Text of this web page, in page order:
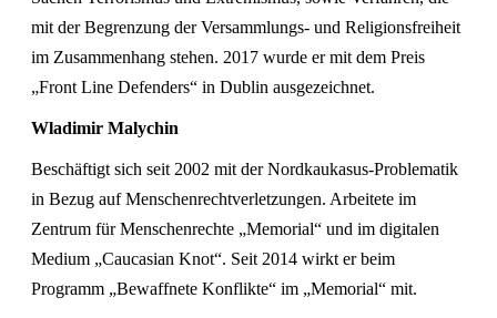
mit der Begrenzung der Versammlungs- und Religionsfreiheit
im Zusammenhang stehen. 2017 wurde er mit dem Preis
„Front Line Defenders“ in Dublin ausgezeichnet.
Wladimir Malychin
Beschäftigt sich seit 2002 mit der Nordkaukasus-Problematik
in Bezug auf Menschenrechtverletzungen. Arbeitete im
Zentrum für Menschenrechte „Memorial“ und im digitalen
Medium „Caucasian Knot“. Seit 2014 wirkt er beim
Programm „Bewaffnete Konflikte“ im „Memorial“ mit.